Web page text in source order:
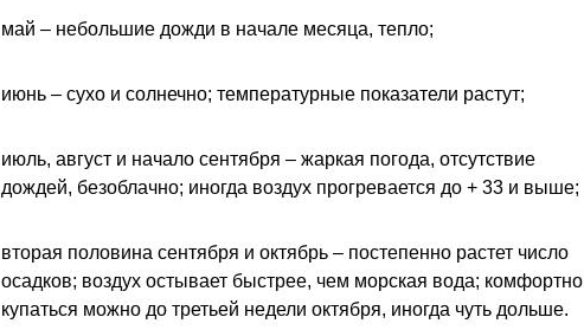
май – небольшие дожди в начале месяца, тепло;
июнь – сухо и солнечно; температурные показатели растут;
июль, август и начало сентября – жаркая погода, отсутствие
дождей, безоблачно; иногда воздух прогревается до + 33 и выше;
вторая половина сентября и октябрь – постепенно растет число
осадков; воздух остывает быстрее, чем морская вода; комфортно
купаться можно до третьей недели октября, иногда чуть дольше.